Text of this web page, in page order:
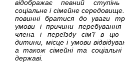
відображає певний
соціальне і сімейне
повинні братися до уваги
умови і причини
члена і переїзду сім'ї в цю
дитини, місце і умови
а також сімейні та
державі.